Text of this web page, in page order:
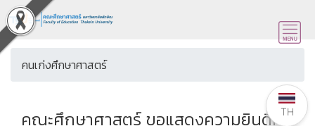
คนเก่งศึกษาศาสตร์
คณะศึกษาศาสตร์ ขอแสดงความยินดีกับ
TH